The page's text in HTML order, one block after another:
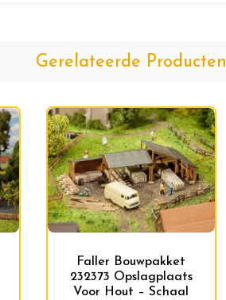
Gerelateerde Producten
Faller Bouwpakket
232373 Opslagplaats
Voor Hout – Schaal